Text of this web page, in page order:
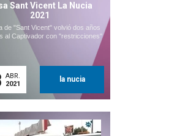
Sant Vicent La Nucia
2021
de "Sant Vicent" volvió dos años
al Captivador con "restricciones"
ABR.
2021
la nucia